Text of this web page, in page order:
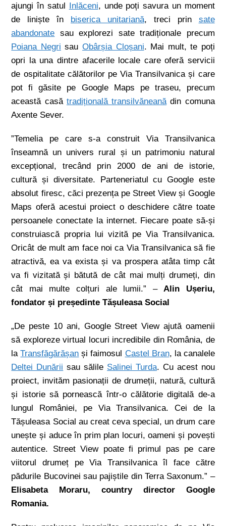
ajungi în satul Inlăceni, unde poți savura un moment
de liniște în biserica unitariană, treci prin sate
abandonate sau explorezi sate tradiționale precum
Poiana Negri sau Obârșia Cloșani. Mai mult, te poți
opri la una dintre afacerile locale care oferă servicii
de ospitalitate călătorilor pe Via Transilvanica și care
pot fi găsite pe Google Maps pe traseu, precum
această casă tradițională transilvăneanădin comuna
Axente Sever.
”Temelia pe care s-a construit Via Transilvanica
înseamnă un univers rural și un patrimoniu natural
excepțional, trecând prin 2000 de ani de istorie,
cultură și diversitate. Parteneriatul cu Google este
absolut firesc, căci prezența pe Street View și Google
Maps oferă acestui proiect o deschidere către toate
persoanele conectate la internet. Fiecare poate să-și
construiască propria lui vizită pe Via Transilvanica.
Oricât de mult am face noi ca Via Transilvanica să fie
atractivă, ea va exista și va prospera atâta timp cât
va fi vizitată și bătută de cât mai mulți drumeți, din
cât mai multe colțuri ale lumii.” –Alin Ușeriu,
fondator și președinte Tășuleasa Social
„De peste 10 ani, Google Street View ajută oamenii
să exploreze virtual locuri incredibile din România, de
laTransfăgărășan și faimosul Castel Bran, la canalele
Deltei Dunării sau sălile Salinei Turda. Cu acest nou
proiect, invităm pasionații de drumeții, natură, cultură
și istorie să pornească într-o călătorie digitală de-a
lungul României, pe Via Transilvanica. Cei de la
Tășuleasa Social au creat ceva special, un drum care
unește și aduce în prim plan locuri, oameni și povești
autentice. Street View poate fi primul pas pe care
viitorul drumeț pe Via Transilvanica îl face către
pădurile Bucovinei sau pajiștile din Terra Saxonum.” –
Elisabeta Moraru, country director Google
Romania.